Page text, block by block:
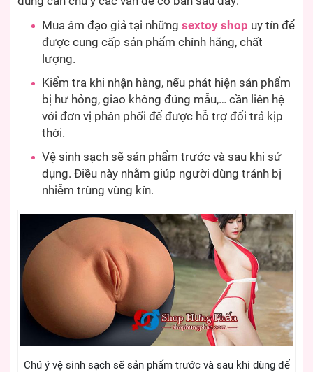
Mua âm đạo giả tại những sextoy shop uy tín để
được cung cấp sản phẩm chính hãng, chất
lượng.
Kiểm tra khi nhận hàng, nếu phát hiện sản phẩm
bị hư hỏng, giao không đúng mẫu,… cần liên hệ
với đơn vị phân phối để được hỗ trợ đổi trả kịp
thời.
Vệ sinh sạch sẽ sản phẩm trước và sau khi sử
dụng. Điều này nhằm giúp người dùng tránh bị
nhiễm trùng vùng kín.
Chú ý vệ sinh sạch sẽ sản phẩm trước và sau khi dùng để